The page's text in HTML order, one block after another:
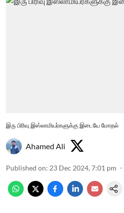
இரு பிரிவு இஸ்லாமியர்களுக்கு இடையே மோதல்
Ahamed Ali
Published on: 23 Dec 2024, 7:01 pm